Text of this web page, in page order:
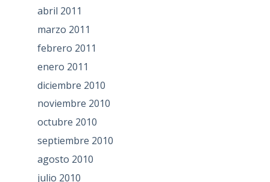
abril 2011
marzo 2011
febrero 2011
enero 2011
diciembre 2010
noviembre 2010
octubre 2010
septiembre 2010
agosto 2010
julio 2010